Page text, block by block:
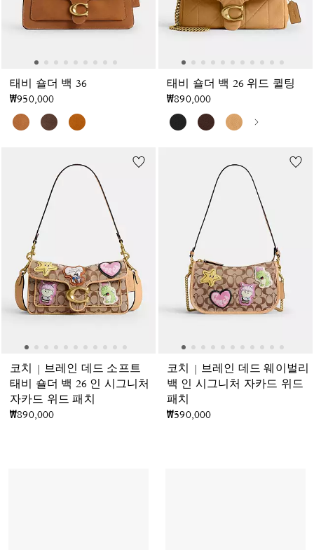
태비 숄더 백 36
₩950,000
태비 숄더 백 26 위드 퀼팅
₩890,000
코치 | 브레인 데드 소프트
태비 숄더 백 26 인 시그니처
자카드 위드 패치
₩890,000
코치 | 브레인 데드 웨이벌리
백 인 시그니처 자카드 위드
패치
₩590,000